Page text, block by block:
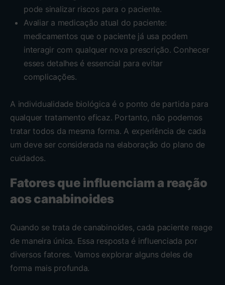
pode sinalizar riscos para o paciente.
Avaliar a medicação atual do paciente:
medicamentos que o paciente já usa podem
interagir com qualquer nova prescrição. Conhecer
esses detalhes é essencial para evitar
complicações.
A individualidade biológica é o ponto de partida para
qualquer tratamento eficaz. Portanto, não podemos
tratar todos da mesma forma. A experiência de cada
um deve ser considerada na elaboração do plano de
cuidados.
Fatores que influenciam a reação
aos canabinoides
Quando se trata de canabinoides, cada paciente reage
de maneira única. Essa resposta é influenciada por
diversos fatores. Vamos explorar alguns deles de
forma mais profunda.